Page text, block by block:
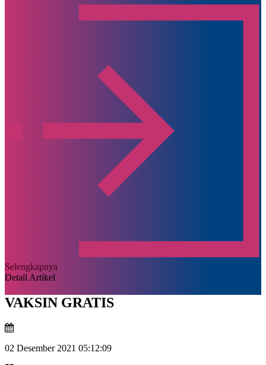
Selengkapnya
Detail Artikel
VAKSIN GRATIS
02 Desember 2021 05:12:09